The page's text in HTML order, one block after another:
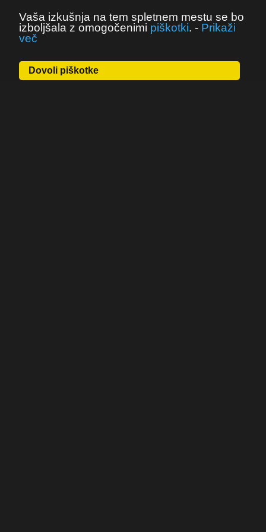
Vaša izkušnja na tem spletnem mestu se bo
izboljšala z omogočenimi piškotki. - Prikaži
več
Dovoli piškotke